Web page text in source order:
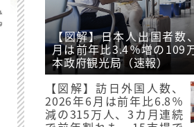
【図解】日本人出国者数
月は前年比3.4％増の
本政府観光局（速報）
【図解】訪日外国人数、
2026年6月は前年比6.8％
減の315万人、3カ月連続